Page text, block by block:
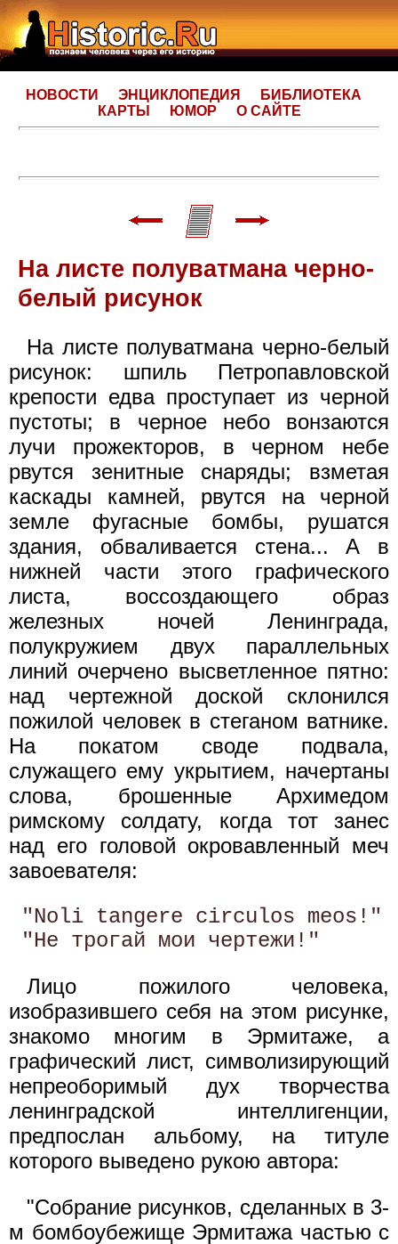
НОВОСТИ ЭНЦИКЛОПЕДИЯ
БИБЛИОТЕКА
КАРТЫ
ЮМОР О САЙТЕ
На листе полуватмана черно-
белый рисунок
На листе полуватмана черно-белый
рисунок: шпиль Петропавловской
крепости едва проступает из черной
пустоты; в черное небо вонзаются
лучи прожекторов, в черном небе
рвутся зенитные снаряды; взметая
каскады камней, рвутся на черной
земле фугасные бомбы, рушатся
здания, обваливается стена... А в
нижней части этого графического
листа, воссоздающего образ
железных ночей Ленинграда,
полукружием двух параллельных
линий очерчено высветленное пятно:
над чертежной доской склонился
пожилой человек в стеганом ватнике.
На покатом своде подвала,
служащего ему укрытием, начертаны
слова, брошенные Архимедом
римскому солдату, когда тот занес
над его головой окровавленный меч
завоевателя:
"Noli tangere circulos meos!"
Лицо пожилого человека,
изобразившего себя на этом рисунке,
знакомо многим в Эрмитаже, а
графический лист, символизирующий
непреоборимый дух творчества
ленинградской интеллигенции,
предпослан альбому, на титуле
которого выведено рукою автора:
"Собрание рисунков, сделанных в 3-
м бомбоубежище Эрмитажа частью с